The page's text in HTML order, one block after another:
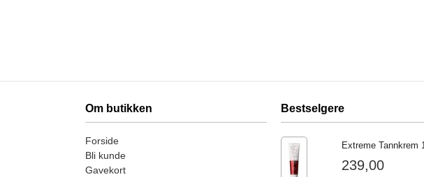
Om butikken
Forside
Bli kunde
Gavekort
Bestselgere
Extreme Tannkrem
239,00